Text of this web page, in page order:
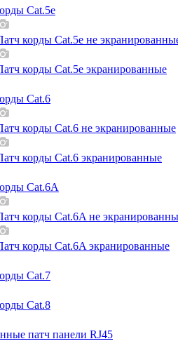
Cat.5e
корды Cat.5e не
корды Cat.5e экранированные
Cat.6
корды Cat.6 не экранированные
корды Cat.6 экранированные
Cat.6A
корды Cat.6A не
корды Cat.6A экранированные
Cat.7
Cat.8
патч панели RJ45